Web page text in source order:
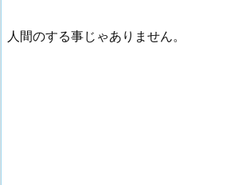
人間のする事じゃありません。